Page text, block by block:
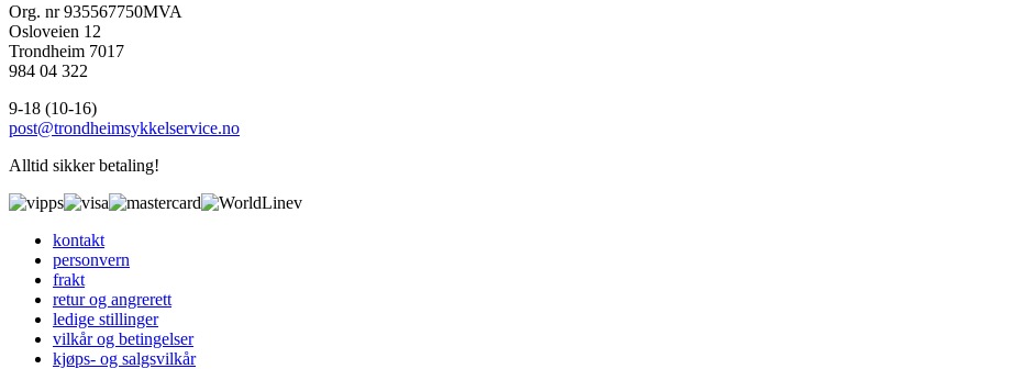
Org. nr 935567750MVA
Osloveien 12
Trondheim 7017
984 04 322
9-18 (10-16)
post@trondheimsykkelservice.no
Alltid sikker betaling!
kontakt
personvern
frakt
retur og angrerett
ledige stillinger
vilkår og betingelser
kjøps- og salgsvilkår